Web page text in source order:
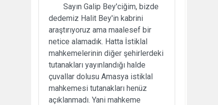
Sayın Galip Bey'ciğim, bizde
dedemiz Halit Bey'in kabrini
araştırıyoruz ama maalesef bir
netice alamadık. Hatta İstiklal
mahkemelerinin diğer şehirlerdeki
tutanakları yayınlandığı halde
çuvallar dolusu Amasya istiklal
mahkemesi tutanakları henüz
açıklanmadı. Yani mahkeme